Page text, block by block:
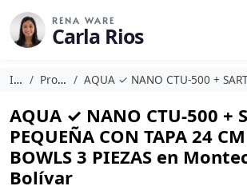
RENA WARE
Carla Rios
Inicio Promociones AQUA ✓ NANO CTU-500 + SARTÉN PEQUEÑA CON TAPA 24 CM +
AQUA ✓ NANO CTU-500 +
PEQUEÑA CON TAPA 24
BOWLS 3 PIEZAS en
Bolívar